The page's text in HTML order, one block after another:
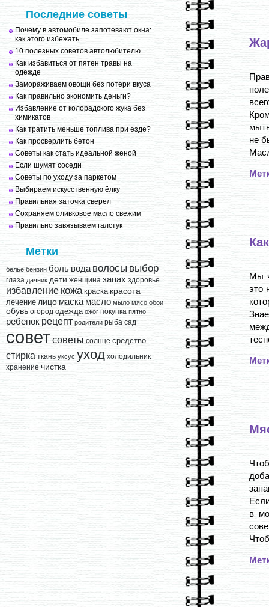
Последние советы
Почему в автомобиле запотевают окна:
как этого избежать
10 полезных советов автолюбителю
Как избавиться от пятен травы на
одежде
Замораживаем овощи без потери вкуса
Как правильно экономить деньги?
Избавление от колорадского жука без
химикатов
Как тратить меньше топлива при езде?
Как просверлить бетон
Советы как стать идеальной женой
Если шумят соседи
Советы по уходу за паркетом
Выбираем искусственную ёлку
Правильная заточка сверел
Сохраняем оливковое масло свежим
Правильно завязываем галстук
Метки
белье бензин боль вода волосы выбор
глаза дачник дети женщина запах здоровье
избавление кожа краска красота
лечение лицо маска масло мыло мясо обои
обувь огород одежда ожог покупка пятно
ребенок рецепт родители рыба сад
советсоветы солнце средство
стирка ткань уксус уход холодильник
хранение чистка
не
Мы
это
в